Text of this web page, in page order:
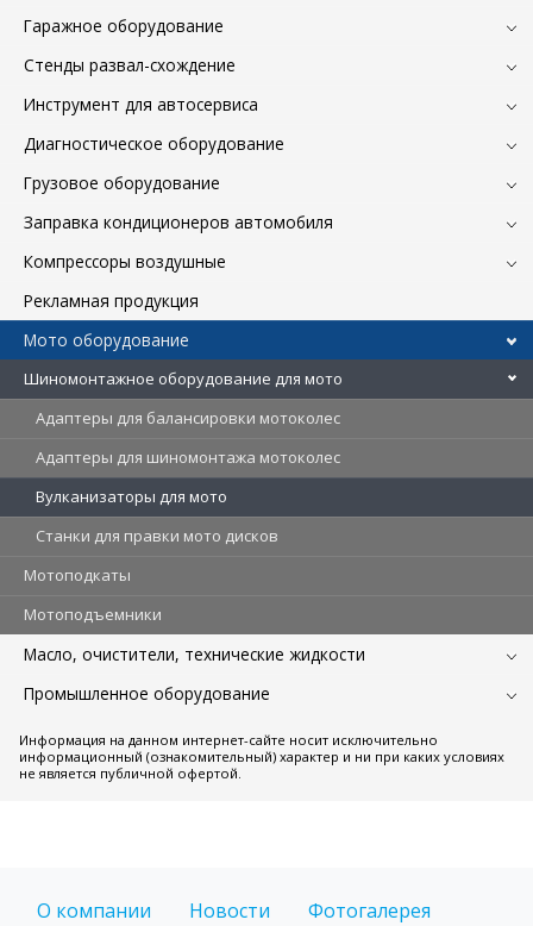
Гаражное оборудование
Стенды развал-схождение
Инструмент для автосервиса
Диагностическое оборудование
Грузовое оборудование
Заправка кондиционеров автомобиля
Компрессоры воздушные
Рекламная продукция
Мото оборудование
Шиномонтажное оборудование для мото
Адаптеры для балансировки мотоколес
Адаптеры для шиномонтажа мотоколес
Вулканизаторы для мото
Станки для правки мото дисков
Мотоподкаты
Мотоподъемники
Масло, очистители, технические жидкости
Промышленное оборудование
Информация на данном интернет-сайте носит исключительно
информационный (ознакомительный) характер и ни при каких условиях
не является публичной офертой.
О компании Новости
Фотогалерея